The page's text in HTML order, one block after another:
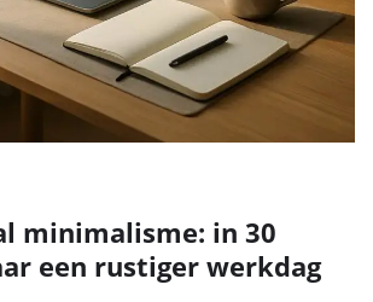
minimalisme: in 30
een rustiger werkdag